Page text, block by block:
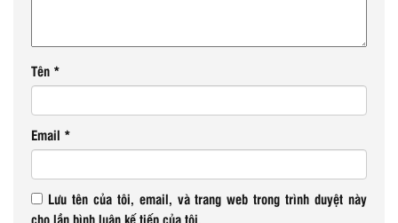
Tên *
Email *
Lưu tên của tôi, email, và trang web trong trình duyệt này
cho lần bình luận kế tiếp của tôi.